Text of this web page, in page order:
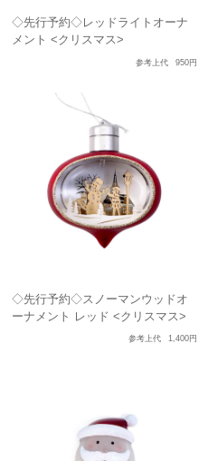
◇先行予約◇レッドライトオーナ
メント <クリスマス>
参考上代 950円
◇先行予約◇スノーマンウッドオ
ーナメント レッド <クリスマス>
参考上代 1,400円